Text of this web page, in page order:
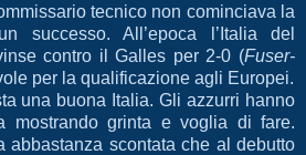
tecnico non cominciava la
successo. All’epoca l’Italia del
contro il Galles per 2-0 (Fuser-
per la qualificazione agli Europei.
una buona Italia. Gli azzurri hanno
mostrando grinta e voglia di fare.
abbastanza scontata che al debutto